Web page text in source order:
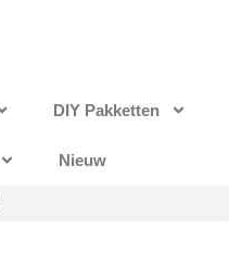
DIY Pakketten
Nieuw